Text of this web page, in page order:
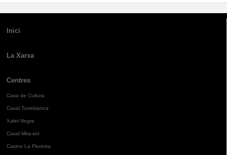
Inici
La Xarxa
Centres
Casa de Cultura
Casal Torreblanca
Xalet Negre
Casal Mira-sol
Casino La Floresta